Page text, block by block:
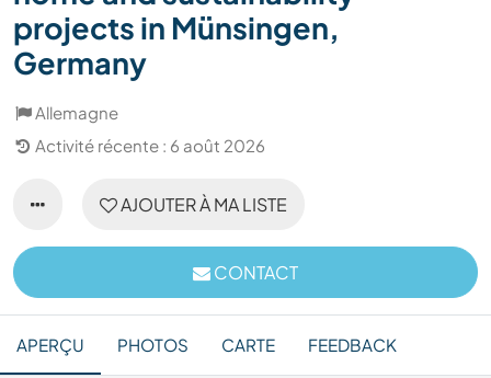
projects in Münsingen,
Germany
Allemagne
Activité récente : 6 août 2026
AJOUTER À MA LISTE
CONTACT
APERÇU PHOTOS CARTE FEEDBACK